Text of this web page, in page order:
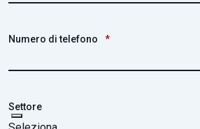
Numero di telefono *
Settore